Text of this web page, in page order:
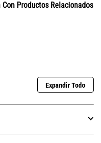
Productos Relacionados
Expandir Todo